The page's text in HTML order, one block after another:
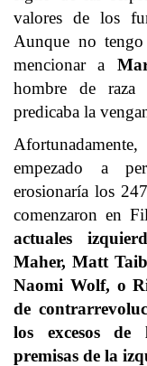
valores de los
Aunque no
mencionar a
hombre de
predicaba la
empezado a
erosionaría los
comenzaron en
actuales
Maher, Matt
Naomi Wolf, o
de
los excesos
premisas de la